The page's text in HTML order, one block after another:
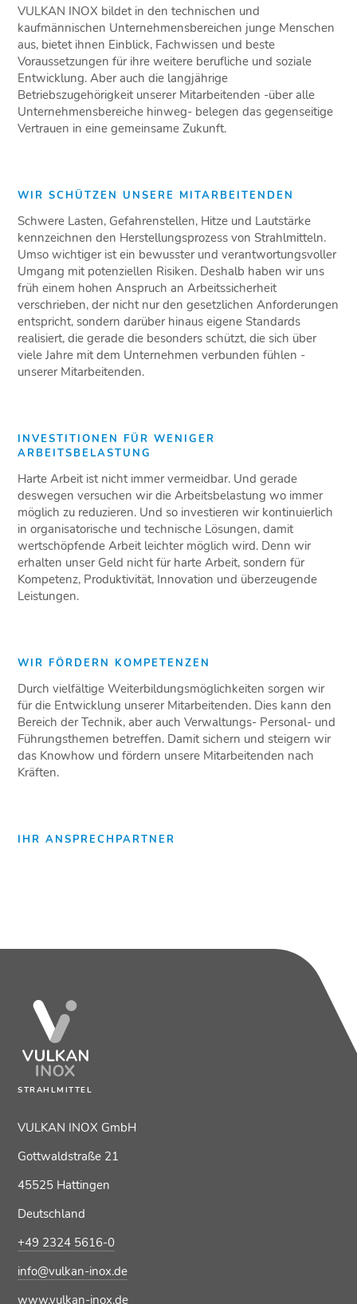
VULKAN INOX bildet in den technischen und
kaufmännischen Unternehmensbereichen junge Menschen
aus, bietet ihnen Einblick, Fachwissen und beste
Voraussetzungen für ihre weitere berufliche und soziale
Entwicklung. Aber auch die langjährige
Betriebszugehörigkeit unserer Mitarbeitenden -über alle
Unternehmensbereiche hinweg- belegen das gegenseitige
Vertrauen in eine gemeinsame Zukunft.
WIR SCHÜTZEN UNSERE MITARBEITENDEN
Schwere Lasten, Gefahrenstellen, Hitze und Lautstärke
kennzeichnen den Herstellungsprozess von Strahlmitteln.
Umso wichtiger ist ein bewusster und verantwortungsvoller
Umgang mit potenziellen Risiken. Deshalb haben wir uns
früh einem hohen Anspruch an Arbeitssicherheit
verschrieben, der nicht nur den gesetzlichen Anforderungen
entspricht, sondern darüber hinaus eigene Standards
realisiert, die gerade die besonders schützt, die sich über
viele Jahre mit dem Unternehmen verbunden fühlen -
unserer Mitarbeitenden.
INVESTITIONEN FÜR WENIGER
ARBEITSBELASTUNG
Harte Arbeit ist nicht immer vermeidbar. Und gerade
deswegen versuchen wir die Arbeitsbelastung wo immer
möglich zu reduzieren. Und so investieren wir kontinuierlich
in organisatorische und technische Lösungen, damit
wertschöpfende Arbeit leichter möglich wird. Denn wir
erhalten unser Geld nicht für harte Arbeit, sondern für
Kompetenz, Produktivität, Innovation und überzeugende
Leistungen.
WIR FÖRDERN KOMPETENZEN
Durch vielfältige Weiterbildungsmöglichkeiten sorgen wir
für die Entwicklung unserer Mitarbeitenden. Dies kann den
Bereich der Technik, aber auch Verwaltungs- Personal- und
Führungsthemen betreffen. Damit sichern und steigern wir
das Knowhow und fördern unsere Mitarbeitenden nach
Kräften.
IHR ANSPRECHPARTNER
STRAHLMITTEL
VULKAN INOX GmbH
Gottwaldstraße 21
45525 Hattingen
Deutschland
+49 2324 5616-0
info@vulkan-inox.de
www.vulkan-inox.de